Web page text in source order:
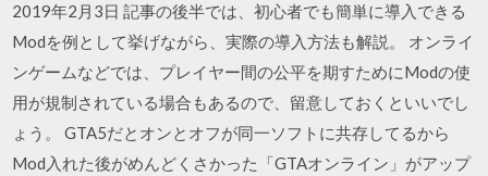
2019年2月3日 記事の後半では、初心者でも簡単に導入できる
Modを例として挙げながら、実際の導入方法も解説。 オンライ
ンゲームなどでは、プレイヤー間の公平を期すためにModの使
用が規制されている場合もあるので、留意しておくといいでし
ょう。 GTA5だとオンとオフが同一ソフトに共存してるから
Mod入れた後がめんどくさかった「GTAオンライン」がアップ